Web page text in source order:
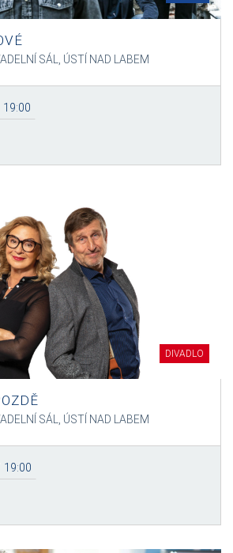
SÁL, ÚSTÍ NAD LABEM
19:00
DIVADLO
SÁL, ÚSTÍ NAD LABEM
19:00